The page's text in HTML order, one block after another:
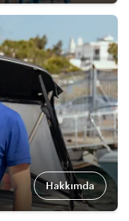
Hakkımda